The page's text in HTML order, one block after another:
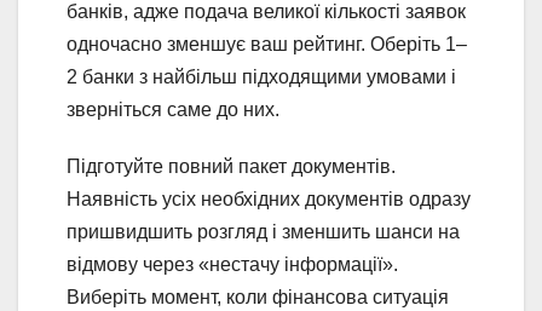
банків, адже подача великої кількості заявок
одночасно зменшує ваш рейтинг. Оберіть 1–
2 банки з найбільш підходящими умовами і
зверніться саме до них.
Підготуйте повний пакет документів.
Наявність усіх необхідних документів одразу
пришвидшить розгляд і зменшить шанси на
відмову через «нестачу інформації».
Виберіть момент, коли фінансова ситуація